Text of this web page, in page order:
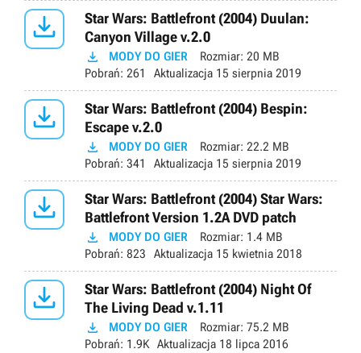

Star Wars: Battlefront (2004) Duulan:
Canyon Village v.2.0
 MODY DO GIER Rozmiar: 20 MB
Pobrań: 261 Aktualizacja 15 sierpnia 2019

Star Wars: Battlefront (2004) Bespin:
Escape v.2.0
 MODY DO GIER Rozmiar: 22.2 MB
Pobrań: 341 Aktualizacja 15 sierpnia 2019

Star Wars: Battlefront (2004) Star Wars:
Battlefront Version 1.2A DVD patch
 MODY DO GIER Rozmiar: 1.4 MB
Pobrań: 823 Aktualizacja 15 kwietnia 2018

Star Wars: Battlefront (2004) Night Of
The Living Dead v.1.11
 MODY DO GIER Rozmiar: 75.2 MB
Pobrań: 1.9K Aktualizacja 18 lipca 2016